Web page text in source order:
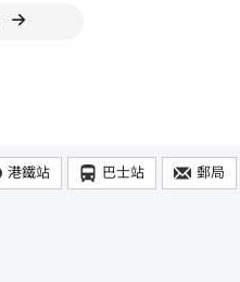
港鐵站 巴士站 郵局